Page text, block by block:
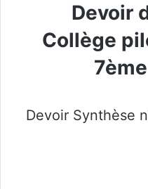
Devoir
Collège
Devoir Synthèse